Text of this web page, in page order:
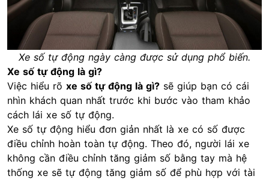
Xe số tự động ngày càng được sử dụng phổ biến.
Xe số tự động là gì?
Việc hiểu rõ xe số tự động là gì? sẽ giúp bạn có cái
nhìn khách quan nhất trước khi bước vào tham khảo
cách lái xe số tự động.
Xe số tự động hiểu đơn giản nhất là xe có số được
điều chỉnh hoàn toàn tự động. Theo đó, người lái xe
không cần điều chỉnh tăng giảm số bằng tay mà hệ
thống xe sẽ tự động tăng giảm số để phù hợp với tài